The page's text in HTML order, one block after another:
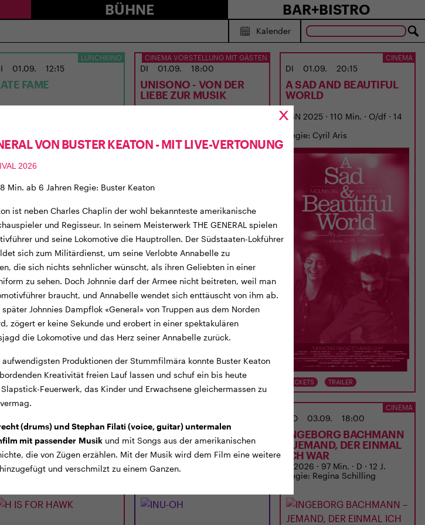
BÜHNE BAR+BISTRO
Kalender
LUNCHKINO
01.09. 12:15
FAME
CINEMA VORSTELLUNG MIT GÄSTEN
DI 01.09. 18:00
UNISONO - VON DER
LIEBE ZUR MUSIK
CINEMA
DI 01.09. 20:15
A SAD AND BEAUTIFUL
WORLD
LBN 2025 · 110 Min. · O/df · 14
Regie: Cyril Aris
TICKETS TRAILER
H IS FOR HAWK
2026 · 120 Min. · E/df · 12 J.
Regie: Philippa Lowthorpe
INU-OH
JP/d · 12 J.
CINEMA
DO 03.09. 18:00
INGEBORG BACHMANN
– JEMAND, DER EINMAL
ICH WAR
D 2026 · 97 Min. · D · 12 J.
Regie: Regina Schilling
VON BUSTER KEATON - MIT LIVE-VERTONUNG
2026
Min. ab 6 Jahren Regie: Buster Keaton
ist neben Charles Chaplin der wohl bekannteste amerikanische
und Regisseur. In seinem Meisterwerk THE GENERAL spielen
und seine Lokomotive die Hauptrollen. Der Südstaaten-Lokführer
sich zum Militärdienst, um seine Verlobte Annabelle zu
die sich nichts sehnlicher wünscht, als ihren Geliebten in einer
zu sehen. Doch Johnnie darf der Armee nicht beitreten, weil man
braucht, und Annabelle wendet sich enttäuscht von ihm ab.
später Johnnies Dampflok «General» von Truppen aus dem Norden
zögert er keine Sekunde und erobert in einer spektakulären
die Lokomotive und das Herz seiner Annabelle zurück.
aufwendigsten Produktionen der Stummfilmära konnte Buster Keaton
Kreativität freien Lauf lassen und schuf ein bis heute
Feuerwerk, das Kinder und Erwachsene gleichermassen zu
(drums) und Stephan Filati (voice, guitar) untermalen
mit passender Musikund mit Songs aus der amerikanischen
die von Zügen erzählen. Mit der Musik wird dem Film eine weitere
und verschmilzt zu einem Ganzen.